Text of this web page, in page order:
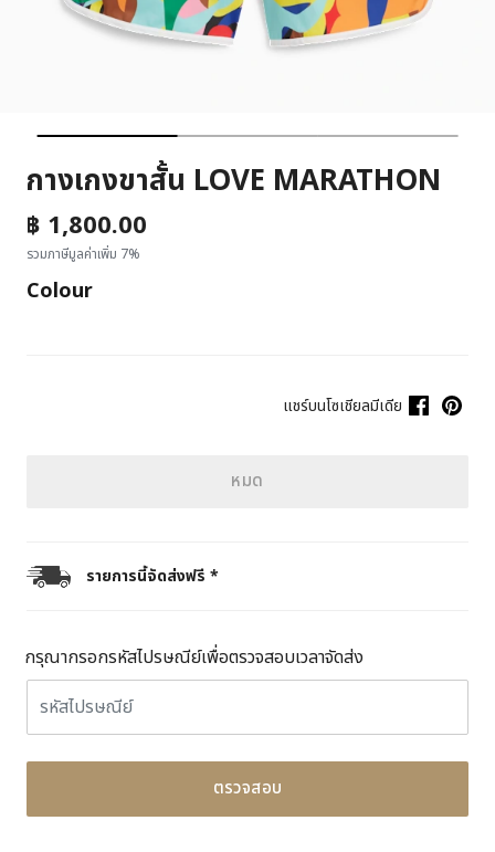
กางเกงขาสั้น LOVE MARATHON
฿ 1,800.00
รวมภาษีมูลค่าเพิ่ม 7%
Colour
แชร์บนโซเชียลมีเดีย
หมด
รายการนี้จัดส่งฟรี *
กรุณากรอกรหัสไปรษณีย์เพื่อตรวจสอบเวลาจัดส่ง
ตรวจสอบ